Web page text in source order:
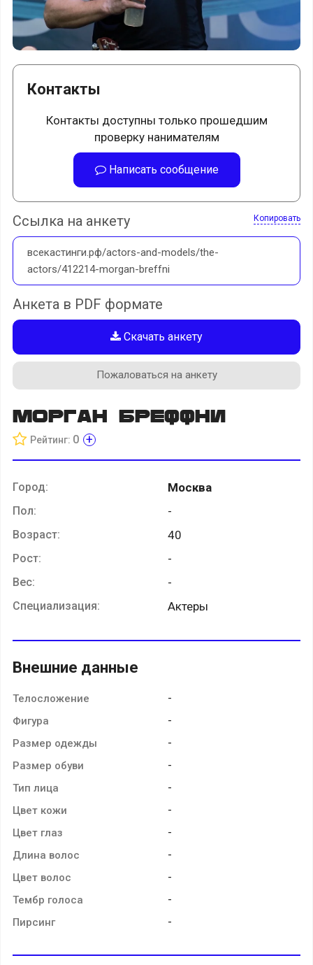
Контакты
Контакты доступны только прошедшим
проверку нанимателям
Написать сообщение
Ссылка на анкету Копировать
всекастинги.рф/actors-and-models/the-
actors/412214-morgan-breffni
Анкета в PDF формате
Скачать анкету
Пожаловаться на анкету
МОРГАН Бреффни
Рейтинг: 0 +
Город: Москва
Пол: -
Возраст: 40
Рост: -
Вес: -
Специализация: Актеры
Внешние данные
Телосложение -
Фигура -
Размер одежды -
Размер обуви -
Тип лица -
Цвет кожи -
Цвет глаз -
Длина волос -
Цвет волос -
Тембр голоса -
Пирсинг -